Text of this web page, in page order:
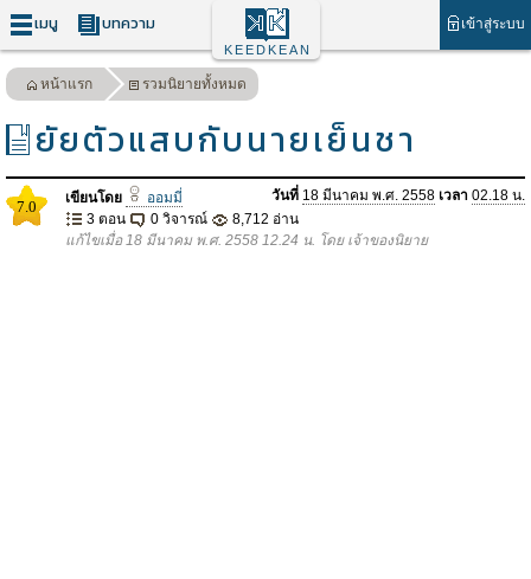
เมนู บทความ เข้าสู่ระบบ
KEEDKEAN
หน้าแรก รวมนิยายทั้งหมด
ยัยตัวแสบกับนายเย็นชา
7.0 เขียนโดย ออมมี่ วันที่ 18 มีนาคม พ.ศ. 2558 เวลา 02.18 น.
3 ตอน
0 วิจารณ์
8,712 อ่าน
แก้ไขเมื่อ 18 มีนาคม พ.ศ. 2558 12.24 น. โดย เจ้าของนิยาย